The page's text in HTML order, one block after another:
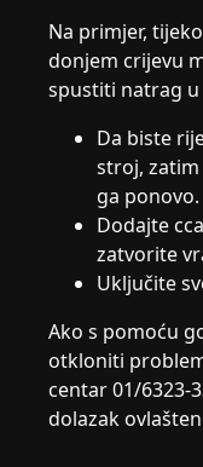
Na primjer,
donjem crijevu
spustiti natrag u
Da biste
stroj,
ga ponovo.
Dodajte
zatvorite
Uključite
Ako s pomoću
otkloniti
centar 01/6323-
dolazak